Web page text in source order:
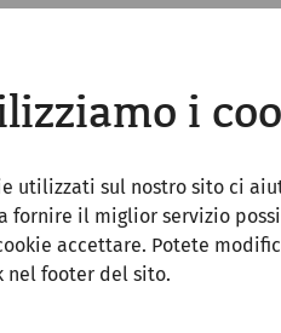
i
utilizzati sul nostro sito ci
fornire il miglior servizio
accettare. Potete
nel footer del sito.
– Straubing
Schwedenplatz /
Staatssammlung
Straubing
Theresientor
Bayerischen Löwen“
im Hotel Theresientor